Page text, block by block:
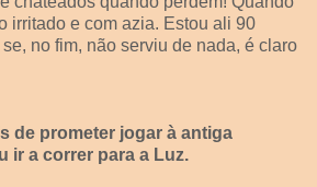
irritado e com azia. Estou ali 90
no fim, não serviu de nada, é claro
de prometer jogar à antiga
ir a correr para a Luz.